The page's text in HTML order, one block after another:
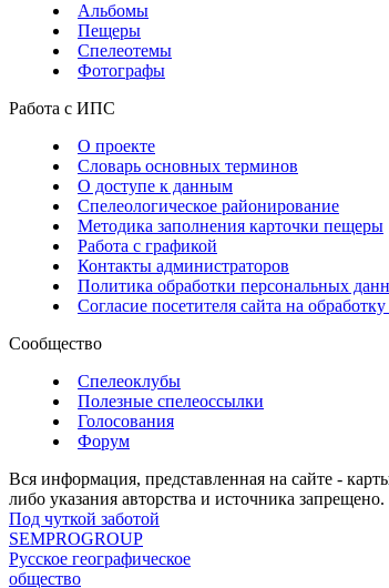
Альбомы
Пещеры
Спелеотемы
Фотографы
Работа с ИПС
О проекте
Словарь основных терминов
О доступе к данным
Спелеологическое районирование
Методика заполнения карточки пещеры
Работа с графикой
Контакты администраторов
Политика обработки персональных
Согласие посетителя сайта на
Сообщество
Спелеоклубы
Полезные спелеоссылки
Голосования
Форум
Вся информация, представленная на сайте -
либо указания авторства и источника запрещено.
Под чуткой заботой
SEMPROGROUP
Русское географическое
общество